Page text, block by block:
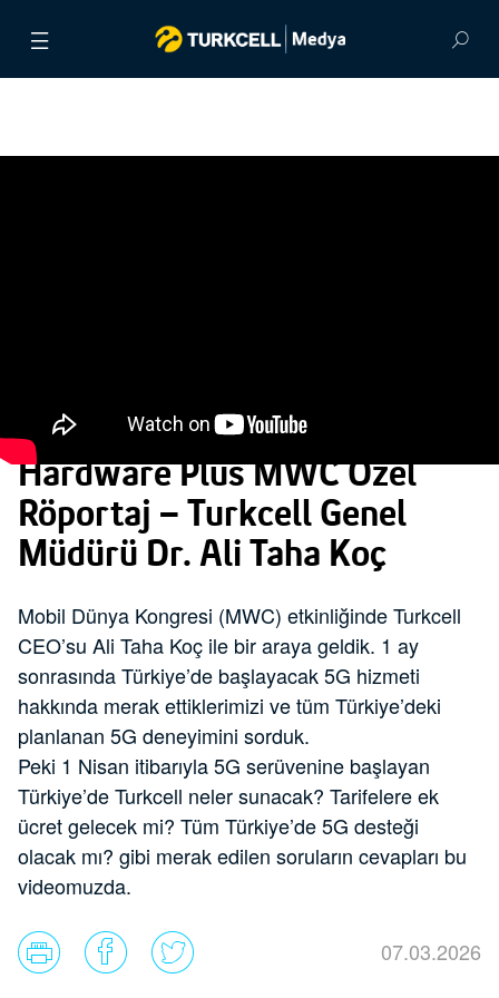
VİDEOLAR
Hardware Plus MWC Özel
Röportaj – Turkcell Genel
Müdürü Dr. Ali Taha Koç
Mobil Dünya Kongresi (MWC) etkinliğinde Turkcell
CEO’su Ali Taha Koç ile bir araya geldik. 1 ay
sonrasında Türkiye’de başlayacak 5G hizmeti
hakkında merak ettiklerimizi ve tüm Türkiye’deki
planlanan 5G deneyimini sorduk.
Peki 1 Nisan itibarıyla 5G serüvenine başlayan
Türkiye’de Turkcell neler sunacak? Tarifelere ek
ücret gelecek mi? Tüm Türkiye’de 5G desteği
olacak mı? gibi merak edilen soruların cevapları bu
videomuzda.
07.03.2026